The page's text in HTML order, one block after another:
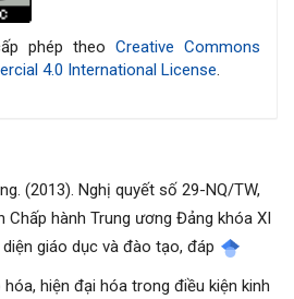
phép theo Creative Commons
4.0 International License.
(2013). Nghị quyết số 29-NQ/TW,
hành Trung ương Đảng khóa XI
giáo dục và đào tạo, đáp
hiện đại hóa trong điều kiện kinh